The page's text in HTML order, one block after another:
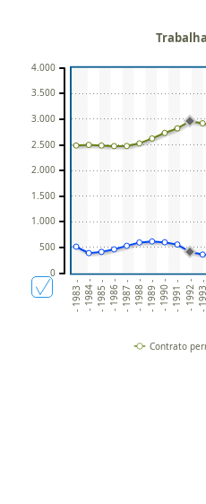
- 1983 -- 1984 -- 1985 -- 1986 -- 1987 -- 1988 -- 1989 -- 1990 -- 1991 -- 1992 -- 1993 -
0
500
1.000
1.500
2.000
2.500
3.000
3.500
4.000
Contrato